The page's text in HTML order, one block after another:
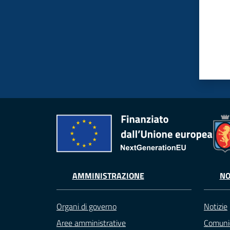
AMMINISTRAZIONE
Organi di governo
Aree amministrative
Notizie